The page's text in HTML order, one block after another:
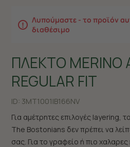
Λυπούμαστε - το προϊόν
διαθέσιμο
ΠΛΕΚΤΟ
REGULAR FIT
ID: 3MT1001|B166NV
Για αμέτρητες επιλογές layering,
The Bostonians δεν πρέπει να
σας. Για το γραφείο ή πιο